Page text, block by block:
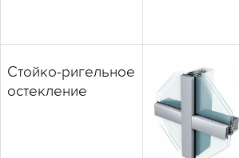
Стойко-ригельное
остекление